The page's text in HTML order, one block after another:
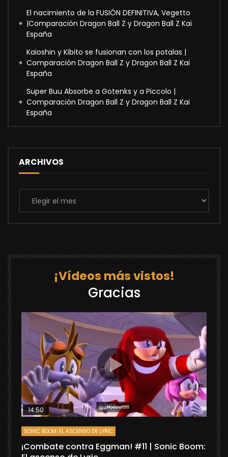
El nacimiento de la FUSIÓN DEFINITIVA, Vegetto
|Comparación Dragon Ball Z y Dragon Ball Z Kai
España
Kaioshin y Kibito se fusionan con los potalas |
Comparación Dragon Ball Z y Dragon Ball Z Kai
España
Super Buu Absorbe a Gotenks y a Piccolo |
Comparación Dragon Ball Z y Dragon Ball Z Kai
España
ARCHIVOS
Archivos
¡Vídeos más vistos!
Gracias
14:50
SONIC BOOM: EL ASCENSO DE LYRIC
¡Combate contra Eggman! #11 | Sonic Boom: